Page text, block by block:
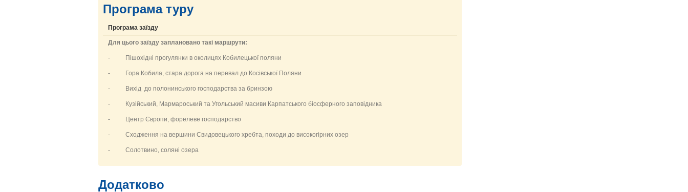
Програма туру
Програма заїзду
Для цього заїзду заплановано такі маршрути:
- Пішохідні прогулянки в околицях Кобилецької поляни
- Гора Кобила, стара дорога на перевал до Косівської Поляни
- Вихід до полонинського господарства за бринзою
- Кузійський, Мармароський та Угольський масиви Карпатського біосферного заповідника
- Центр Європи, форелеве господарство
- Сходження на вершини Свидовецького хребта, походи до високогірних озер
- Солотвино, соляні озера
Додатково